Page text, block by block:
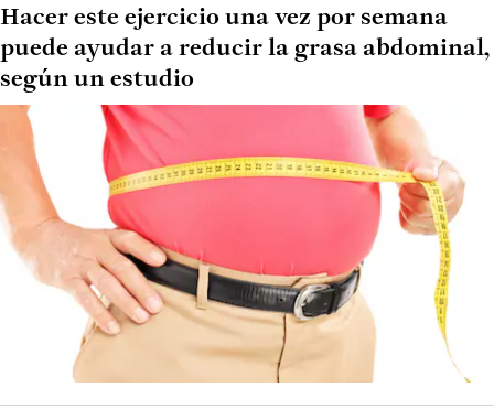
Hacer este ejercicio una vez por semana
puede ayudar a reducir la grasa abdominal,
según un estudio